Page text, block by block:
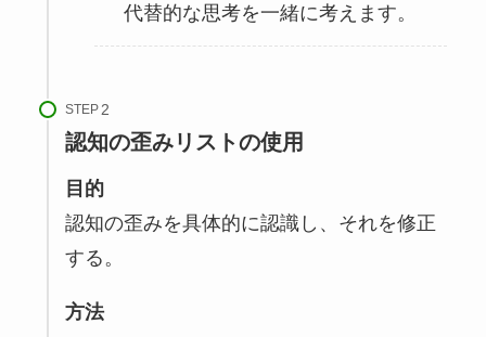
代替的な思考を一緒に考えます。
STEP
認知の歪みリストの使用
目的
認知の歪みを具体的に認識し、それを修正
する。
方法